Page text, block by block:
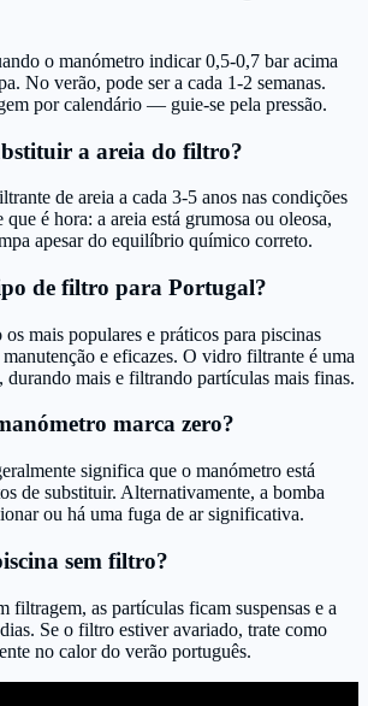
o manómetro indicar 0,5-0,7 bar acima
No verão, pode ser a cada 1-2 semanas.
por calendário — guie-se pela pressão.
a areia do filtro?
de areia a cada 3-5 anos nas condições
é hora: a areia está grumosa ou oleosa,
apesar do equilíbrio químico correto.
de filtro para Portugal?
mais populares e práticos para piscinas
e eficazes. O vidro filtrante é uma
durando mais e filtrando partículas mais finas.
marca zero?
significa que o manómetro está
de substituir. Alternativamente, a bomba
ou há uma fuga de ar significativa.
sem filtro?
filtragem, as partículas ficam suspensas e a
Se o filtro estiver avariado, trate como
no calor do verão português.